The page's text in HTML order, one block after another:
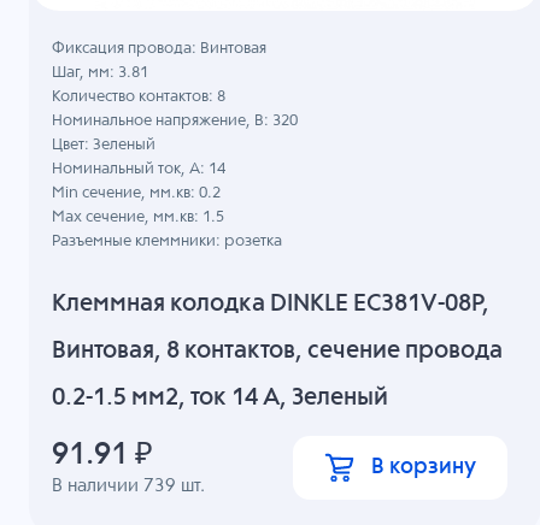
Клеммная колодка DINKLE EC381V-08P,
Винтовая, 8 контактов, сечение провода
0.2-1.5 мм2, ток 14 A, Зеленый
В наличии 739 шт.
Фиксация провода: Винтовая
Шаг, мм: 3.81
Количество контактов: 8
Номинальное напряжение, B: 320
Цвет: Зеленый
Номинальный ток, А: 14
Min сечение, мм.кв: 0.2
Max сечение, мм.кв: 1.5
Разъемные клеммники: розетка
91.91 ₽ В корзину